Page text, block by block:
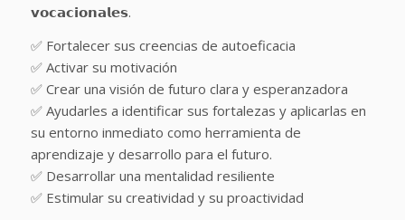
𝘃𝗼𝗰𝗮𝗰𝗶𝗼𝗻𝗮𝗹𝗲𝘀.
✅ Fortalecer sus creencias de autoeficacia
✅ Activar su motivación
✅ Crear una visión de futuro clara y esperanzadora
✅ Ayudarles a identificar sus fortalezas y aplicarlas en
su entorno inmediato como herramienta de
aprendizaje y desarrollo para el futuro.
✅ Desarrollar una mentalidad resiliente
✅ Estimular su creatividad y su proactividad